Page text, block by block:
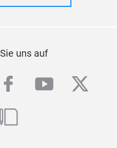
uns auf
facebookyoutube
blog